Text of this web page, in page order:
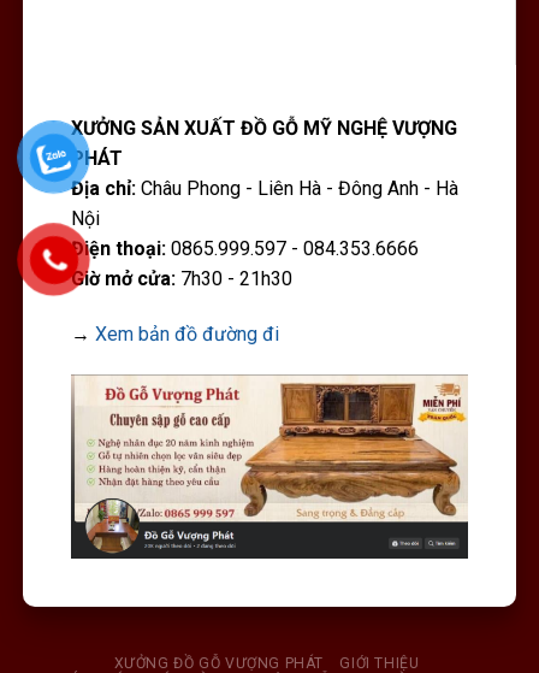
XƯỞNG SẢN XUẤT ĐỒ GỖ MỸ NGHỆ VƯỢNG
PHÁT
Địa chỉ:Châu Phong - Liên Hà - Đông Anh - Hà
Nội
Điện thoại:0865.999.597 - 084.353.6666
Giờ mở cửa:7h30 - 21h30
→ Xem bản đồ đường đi
XƯỞNG ĐỒ GỖ VƯỢNG PHÁT
GIỚI THIỆU